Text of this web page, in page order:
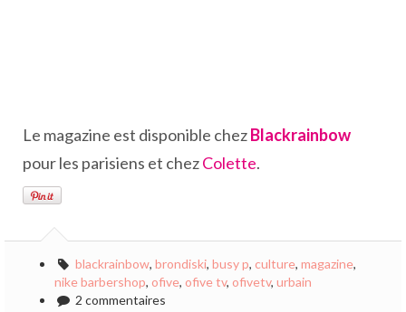
Le magazine est disponible chezBlackrainbow
pour les parisiens et chezColette.
blackrainbow, brondiski, busy p, culture, magazine,
nike barbershop, ofive, ofive tv, ofivetv, urbain
2 commentaires